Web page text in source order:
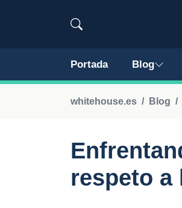
Portada Blog
whitehouse.es Blog
respeto a